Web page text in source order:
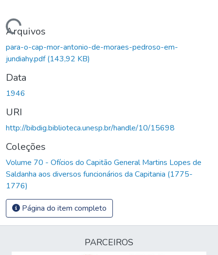
Carregando...
Arquivos
para-o-cap-mor-antonio-de-moraes-pedroso-em-
jundiahy.pdf(143,92 KB)
Data
1946
URI
http://bibdig.biblioteca.unesp.br/handle/10/15698
Coleções
Volume 70 - Ofícios do Capitão General Martins Lopes de
Saldanha aos diversos funcionários da Capitania (1775-
1776)
Página do item completo
PARCEIROS